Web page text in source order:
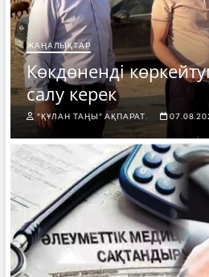
ЖАҢАЛЫҚТАР
Көкдөненді
салу керек
"ҚҰЛАН ТАҢЫ" АҚПАРАТ.